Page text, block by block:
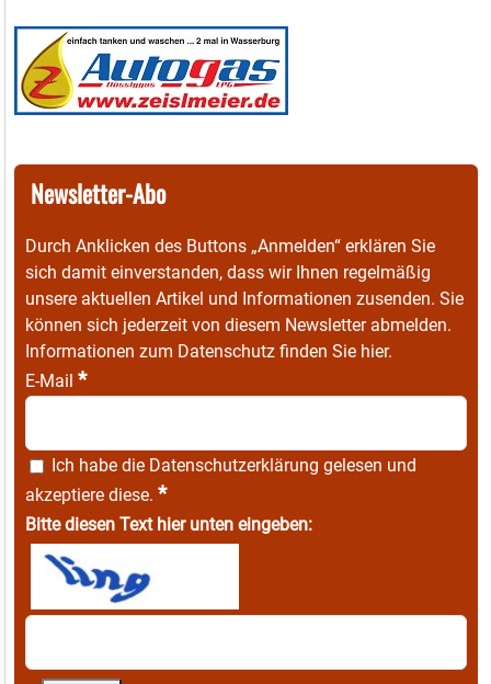
Newsletter-Abo
Durch Anklicken des Buttons „Anmelden“ erklären Sie
sich damit einverstanden, dass wir Ihnen regelmäßig
unsere aktuellen Artikel und Informationen zusenden. Sie
können sich jederzeit von diesem Newsletter abmelden.
Informationen zum Datenschutz finden Sie hier.
E-Mail *
Ich habe die Datenschutzerklärung gelesen und
akzeptiere diese. *
Bitte diesen Text hier unten eingeben: